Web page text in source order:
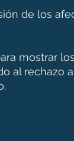
de los
mostrar
al rechazo